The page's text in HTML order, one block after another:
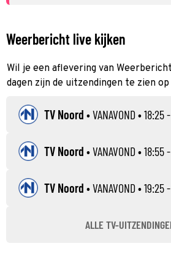
Weerbericht live kijken
Wil je een aflevering van
dagen zijn de uitzendingen te zien
TV Noord •VANAVOND • 18:25
TV Noord •VANAVOND • 18:55
TV Noord •VANAVOND • 19:25
ALLE TV-